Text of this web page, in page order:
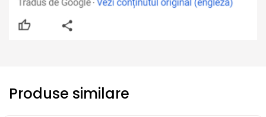
Produse similare